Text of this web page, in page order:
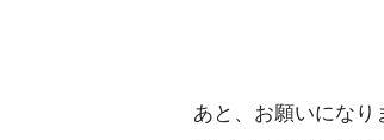
あと、お願いになり